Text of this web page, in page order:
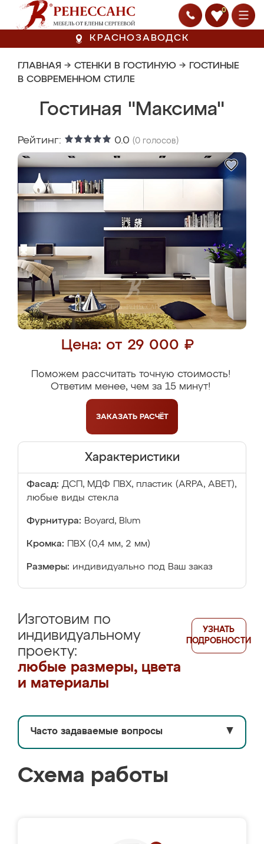
0
КРАСНОЗАВОДСК
ГЛАВНАЯ → СТЕНКИ В ГОСТИНУЮ → ГОСТИНЫЕ
В СОВРЕМЕННОМ СТИЛЕ
Гостиная "Максима"
Рейтинг: 0.0 (0 голосов)
Цена: от 29 000 ₽
Поможем рассчитать точную стоимость!
Ответим менее, чем за 15 минут!
ЗАКАЗАТЬ РАСЧЁТ
Характеристики
Фасад: ДСП, МДФ ПВХ, пластик (ARPA, ABET),
любые виды стекла
Фурнитура: Boyard, Blum
Кромка: ПВХ (0,4 мм, 2 мм)
Размеры: индивидуально под Ваш заказ
Изготовим по
индивидуальному
проекту:
любые размеры, цвета
и материалы
УЗНАТЬ
ПОДРОБНОСТИ
Часто задаваемые вопросы ▼
Схема работы